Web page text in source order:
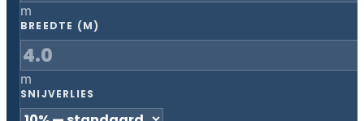
m
BREEDTE (M)
m
SNIJVERLIES